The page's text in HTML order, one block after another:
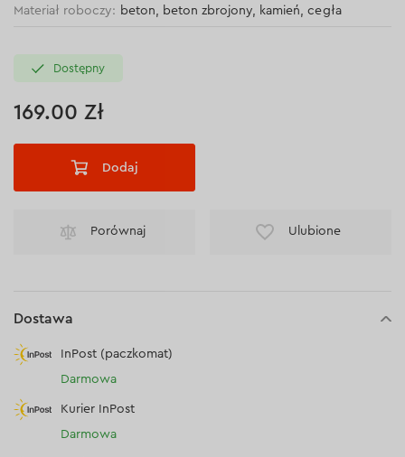
Materiał roboczy: beton, beton zbrojony, kamień, cegła
Dostępny
169.00 Zł
Dodaj
Porównaj Ulubione
Dostawa
InPost (paczkomat)
Darmowa
Kurier InPost
Darmowa